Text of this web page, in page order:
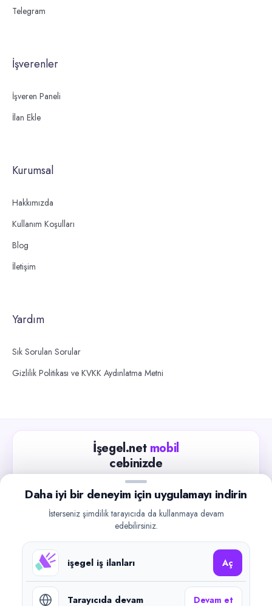
Telegram
İşverenler
İşveren Paneli
İlan Ekle
Kurumsal
Hakkımızda
Kullanım Koşulları
Blog
İletişim
Yardım
Sık Sorulan Sorular
Gizlilik Politikası ve KVKK Aydınlatma Metni
İşegel.net mobil
cebinizde
Güncel iş ilanlarını takip edin, işverenlerle hızlıca
iletişime geçin.
Google Play
©2026işegel.net. Tüm hakları saklıdır.
Daha iyi bir deneyim için uygulamayı indirin
İsterseniz şimdilik tarayıcıda da kullanmaya devam
edebilirsiniz.
işegel iş ilanları Aç
Tarayıcıda devam Devam et